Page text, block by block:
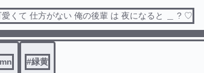
愛くて 仕方がない 俺の後輩 は 夜になると ＿ ? ♡
#緑黄